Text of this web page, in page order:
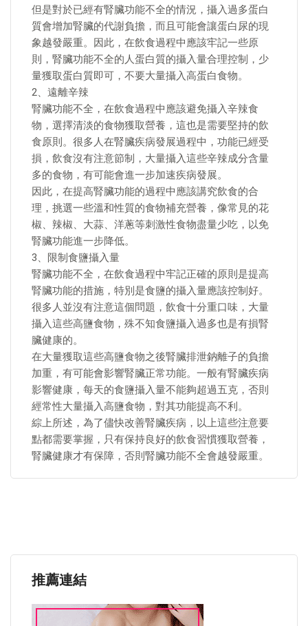
但是對於已經有腎臟功能不全的情況，攝入過多蛋白
質會增加腎臟的代謝負擔，而且可能會讓蛋白尿的現
象越發嚴重。因此，在飲食過程中應該牢記一些原
則，腎臟功能不全的人蛋白質的攝入量合理控制，少
量獲取蛋白質即可，不要大量攝入高蛋白食物。
2、遠離辛辣
腎臟功能不全，在飲食過程中應該避免攝入辛辣食
物，選擇清淡的食物獲取營養，這也是需要堅持的飲
食原則。很多人在腎臟疾病發展過程中，功能已經受
損，飲食沒有注意節制，大量攝入這些辛辣成分含量
多的食物，有可能會進一步加速疾病發展。
因此，在提高腎臟功能的過程中應該講究飲食的合
理，挑選一些溫和性質的食物補充營養，像常見的花
椒、辣椒、大蒜、洋蔥等刺激性食物盡量少吃，以免
腎臟功能進一步降低。
3、限制食鹽攝入量
腎臟功能不全，在飲食過程中牢記正確的原則是提高
腎臟功能的措施，特別是食鹽的攝入量應該控制好。
很多人並沒有注意這個問題，飲食十分重口味，大量
攝入這些高鹽食物，殊不知食鹽攝入過多也是有損腎
臟健康的。
在大量獲取這些高鹽食物之後腎臟排泄鈉離子的負擔
加重，有可能會影響腎臟正常功能。一般有腎臟疾病
影響健康，每天的食鹽攝入量不能夠超過五克，否則
經常性大量攝入高鹽食物，對其功能提高不利。
綜上所述，為了儘快改善腎臟疾病，以上這些注意要
點都需要掌握，只有保持良好的飲食習慣獲取營養，
腎臟健康才有保障，否則腎臟功能不全會越發嚴重。
推薦連結